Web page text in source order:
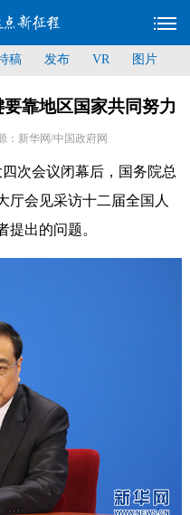
稿 发布 VR 图片
靠地区国家共同努力
：新华网/中国政府网
次会议闭幕后，国务院总
厅会见采访十二届全国人
提出的问题。